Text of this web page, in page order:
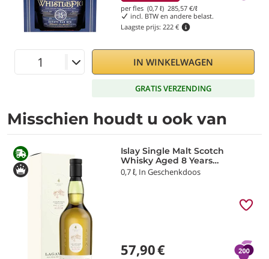
per fles (0,7 ℓ) 285,57€/ℓ
incl. BTW en andere belast.
Laagste prijs: 222 €
IN WINKELWAGEN
GRATIS VERZENDING
Misschien houdt u ook van
Islay Single Malt Scotch
Whisky Aged 8 Years
Lagavulin
0,7 ℓ, In Geschenkdoos
57,90€